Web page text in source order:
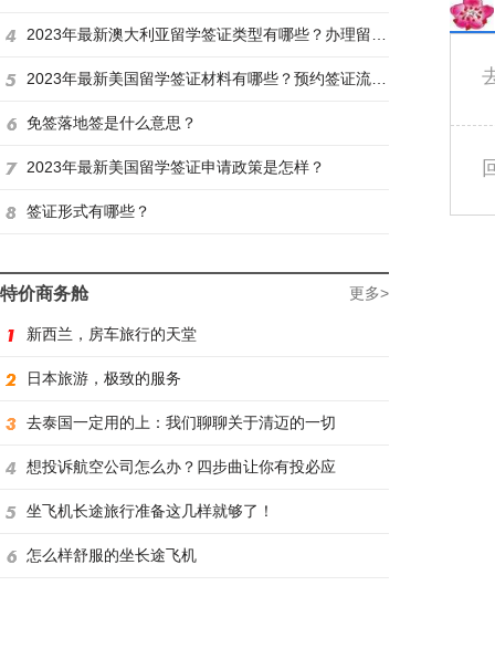
2023年最新澳大利亚留学签证类型有哪些？办理留学签证有什么要求？
2023年最新美国留学签证材料有哪些？预约签证流程是怎样？
免签落地签是什么意思？
2023年最新美国留学签证申请政策是怎样？
签证形式有哪些？
特价商务舱 更多>
新西兰，房车旅行的天堂
日本旅游，极致的服务
去泰国一定用的上：我们聊聊关于清迈的一切
想投诉航空公司怎么办？四步曲让你有投必应
坐飞机长途旅行准备这几样就够了！
怎么样舒服的坐长途飞机